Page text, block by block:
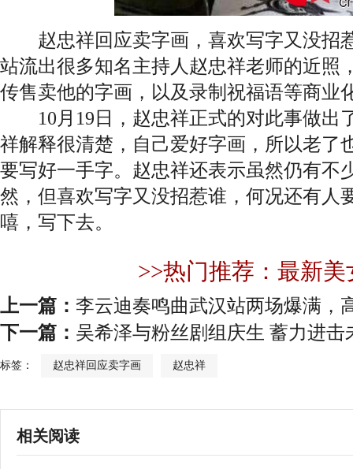
赵忠祥回应卖字画，喜欢写字又没招
站流出很多知名主持人赵忠祥老师的近照
传售卖他的字画，以及录制祝福语等商业
10月19日，赵忠祥正式的对此事做出
祥解释很清楚，自己爱好字画，所以老了
要写好一手字。赵忠祥还表示虽然仍有不
然，但喜欢写字又没招惹谁，何况还有人
嘻，写下去。
>>热门推荐：最新美
上一篇： 李云迪奏鸣曲武汉站两场爆满，
下一篇： 吴希泽与粉丝剧组庆生 蓄力进击
标签： 赵忠祥回应卖字画 赵忠祥
相关阅读